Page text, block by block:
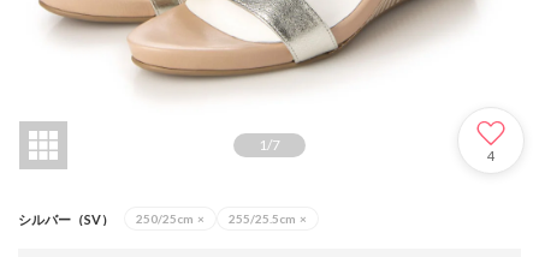
1/7
4
シルバー（SV） 250/25cm × 255/25.5cm ×